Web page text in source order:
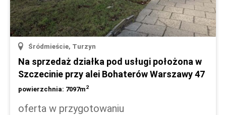
Śródmieście, Turzyn
Na sprzedaż działka pod usługi położona w
Szczecinie przy alei Bohaterów Warszawy 47
powierzchnia: 7097m2
oferta w przygotowaniu